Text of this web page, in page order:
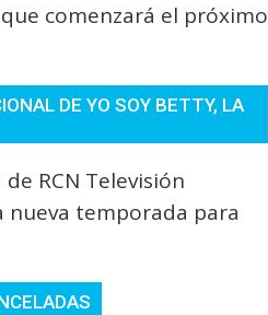
comenzará el próximo
DE YO SOY BETTY, LA
RCN Televisión
nueva temporada para